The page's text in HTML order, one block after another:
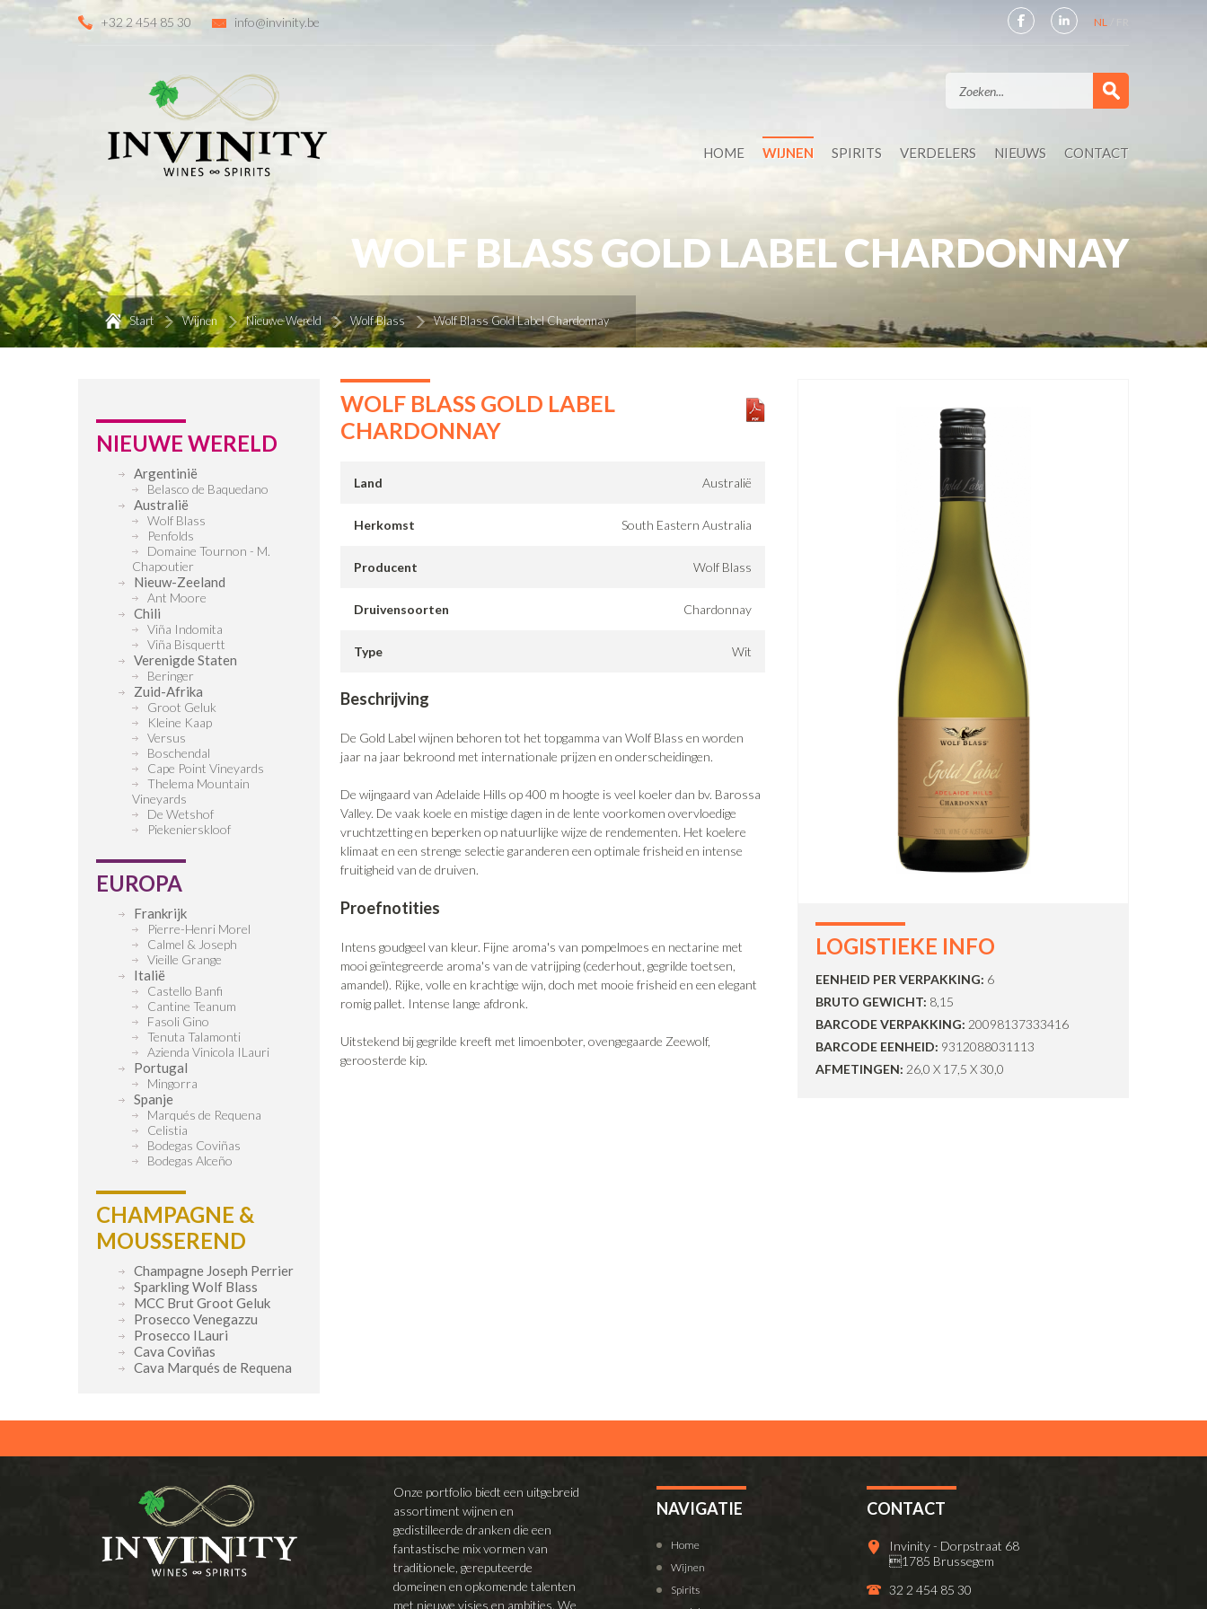
+32 2 454 85 30 info@invinity.be NL
HOME WIJNEN SPIRITS VERDELERS NIEUWS CONTACT
WOLF BLASS GOLD LABEL CHARDONNAY
Start Wijnen Nieuwe Wereld Wolf Blass Wolf Blass Gold Label Chardonnay
NIEUWE WERELD
Argentinië
Belasco de Baquedano
Australië
Wolf Blass
Penfolds
Domaine Tournon - M.
Chapoutier
Nieuw-Zeeland
Ant Moore
Chili
Viña Indomita
Viña Bisquertt
Verenigde Staten
Beringer
Zuid-Afrika
Groot Geluk
Kleine Kaap
Versus
Boschendal
Cape Point Vineyards
Thelema Mountain
Vineyards
De Wetshof
Piekenierskloof
EUROPA
Frankrijk
Pierre-Henri Morel
Calmel & Joseph
Vieille Grange
Italië
Castello Banfi
Cantine Teanum
Fasoli Gino
Tenuta Talamonti
Azienda Vinicola ILauri
Portugal
Mingorra
Spanje
Marqués de Requena
Celistia
Bodegas Coviñas
Bodegas Alceño
CHAMPAGNE &
MOUSSEREND
Champagne Joseph Perrier
Sparkling Wolf Blass
MCC Brut Groot Geluk
Prosecco Venegazzu
Prosecco ILauri
Cava Coviñas
Cava Marqués de Requena
WOLF BLASS GOLD LABEL
CHARDONNAY
Land Australië
Herkomst South Eastern Australia
Producent Wolf Blass
Druivensoorten Chardonnay
Type Wit
Beschrijving
De Gold Label wijnen behoren tot het topgamma van Wolf Blass en worden
jaar na jaar bekroond met internationale prijzen en onderscheidingen.
De wijngaard van Adelaide Hills op 400 m hoogte is veel koeler dan bv. Barossa
Valley. De vaak koele en mistige dagen in de lente voorkomen overvloedige
vruchtzetting en beperken op natuurlijke wijze de rendementen. Het koelere
klimaat en een strenge selectie garanderen een optimale frisheid en intense
fruitigheid van de druiven.
Proefnotities
Intens goudgeel van kleur. Fijne aroma's van pompelmoes en nectarine met
mooi geïntegreerde aroma's van de vatrijping (cederhout, gegrilde toetsen,
amandel). Rijke, volle en krachtige wijn, doch met mooie frisheid en een elegant
romig pallet. Intense lange afdronk.
Uitstekend bij gegrilde kreeft met limoenboter, ovengegaarde Zeewolf,
geroosterde kip.
LOGISTIEKE INFO
EENHEID PER VERPAKKING: 6
BRUTO GEWICHT: 8,15
BARCODE VERPAKKING: 20098137333416
BARCODE EENHEID: 9312088031113
AFMETINGEN: 26,0 X 17,5 X 30,0
Onze portfolio biedt een uitgebreid
assortiment wijnen en
gedistilleerde dranken die een
fantastische mix vormen van
traditionele, gereputeerde
domeinen en opkomende talenten
met nieuwe visies en ambities. We
NAVIGATIE
Home
Wijnen
Spirits
CONTACT
Invinity - Dorpstraat 68
1785 Brussegem
32 2 454 85 30